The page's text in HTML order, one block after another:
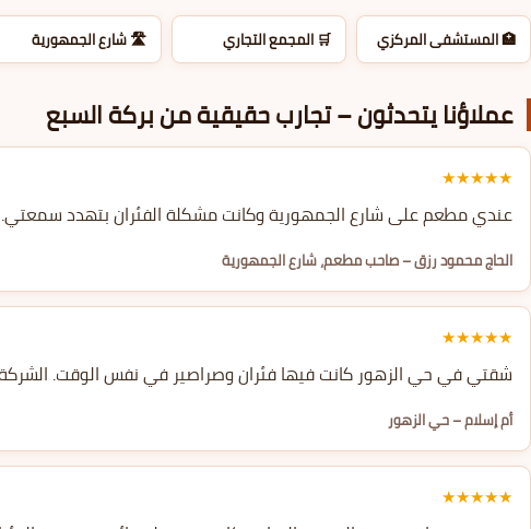
🏥 المستشفى المركزي 🛒 المجمع التجاري 🛣️ شارع الجمهورية
عملاؤنا يتحدثون – تجارب حقيقية من بركة السبع
★★★★★
عندي مطعم على شارع الجمهورية وكانت مشكلة الفئران بتهدد سمعتي. أركان وصلت
الحاج محمود رزق – صاحب مطعم، شارع الجمهورية
★★★★★
شقتي في حي الزهور كانت فيها فئران وصراصير في نفس الوقت.
أم إسلام – حي الزهور
★★★★★